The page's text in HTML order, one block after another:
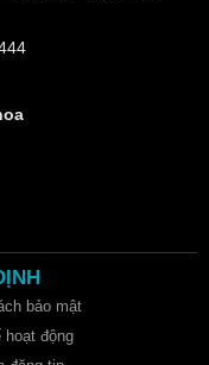
bảo mật
hoạt động